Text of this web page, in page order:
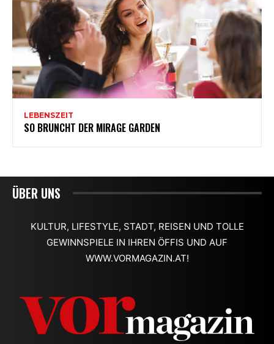
ÜBER UNS
KULTUR, LIFESTYLE, STADT, REISEN UND TOLLE
GEWINNSPIELE IN IHREN ÖFFIS UND AUF
WWW.VORMAGAZIN.AT!